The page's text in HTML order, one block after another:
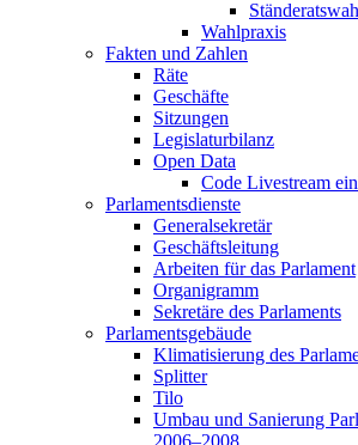
Wahlpraxis
Fakten und Zahlen
Räte
Geschäfte
Sitzungen
Legislaturbilanz
Open Data
Code Livestream
Parlamentsdienste
Generalsekretär
Geschäftsleitung
Arbeiten für das Parlament
Organigramm
Sekretäre des Parlaments
Parlamentsgebäude
Klimatisierung des
Splitter
Tilo
Umbau und Sanierung